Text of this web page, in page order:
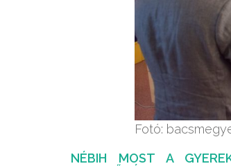
Fotó:
NÉBIH MOST A